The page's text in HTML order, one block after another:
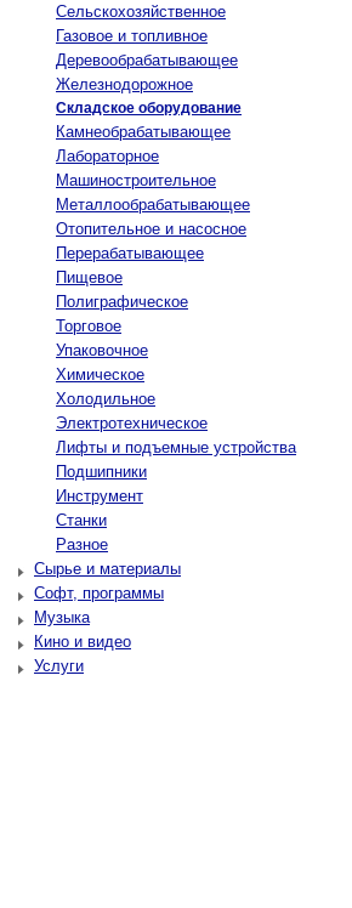
Сельскохозяйственное
Газовое и топливное
Деревообрабатывающее
Железнодорожное
Складское оборудование
Камнеобрабатывающее
Лабораторное
Машиностроительное
Металлообрабатывающее
Отопительное и насосное
Перерабатывающее
Пищевое
Полиграфическое
Торговое
Упаковочное
Химическое
Холодильное
Электротехническое
Лифты и подъемные устройства
Подшипники
Инструмент
Станки
Разное
Сырье и материалы
Софт, программы
Музыка
Кино и видео
Услуги